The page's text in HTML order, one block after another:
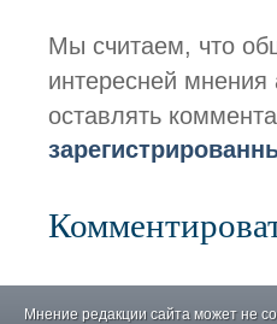
Мы считаем, что
интересней
оставлять
Мнение редакции сайта может не